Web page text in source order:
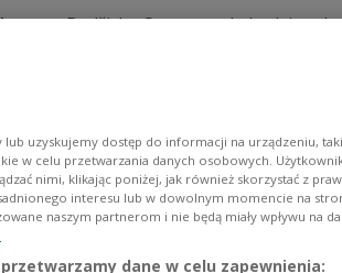
Bedřicha Smetany obchodzi
i gromadzi pamiątki związane z
temat:
narzeczona" Smetany na
uzyskujemy dostęp do informacji na urządzeniu,
w celu przetwarzania danych osobowych.
nimi, klikając poniżej, jak również skorzystać z
interesu lub w dowolnym momencie na
naszym partnerom i nie będą miały wpływu na
dane w celu zapewnienia: